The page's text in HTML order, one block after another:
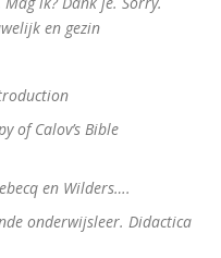
Santiago
en gezin
of Calov’s Bible
en Wilders….
onderwijsleer. Didactica